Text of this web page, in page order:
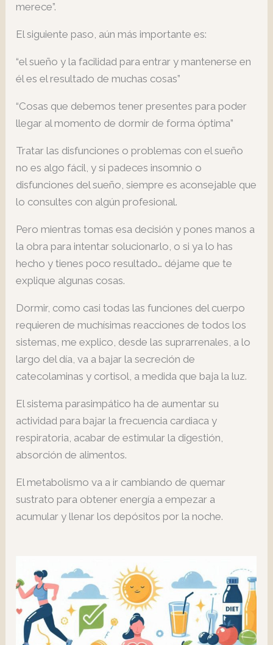
merece”.
El siguiente paso, aún más importante es:
“el sueño y la facilidad para entrar y mantenerse en
él es el resultado de muchas cosas”
“Cosas que debemos tener presentes para poder
llegar al momento de dormir de forma óptima”
Tratar las disfunciones o problemas con el sueño
no es algo fácil, y si padeces insomnio o
disfunciones del sueño, siempre es aconsejable que
lo consultes con algún profesional.
Pero mientras tomas esa decisión y pones manos a
la obra para intentar solucionarlo, o si ya lo has
hecho y tienes poco resultado… déjame que te
explique algunas cosas.
Dormir, como casi todas las funciones del cuerpo
requieren de muchísimas reacciones de todos los
sistemas, me explico, desde las suprarrenales, a lo
largo del día, va a bajar la secreción de
catecolaminas y cortisol, a medida que baja la luz.
El sistema parasimpático ha de aumentar su
actividad para bajar la frecuencia cardiaca y
respiratoria, acabar de estimular la digestión,
absorción de alimentos.
El metabolismo va a ir cambiando de quemar
sustrato para obtener energía a empezar a
acumular y llenar los depósitos por la noche.